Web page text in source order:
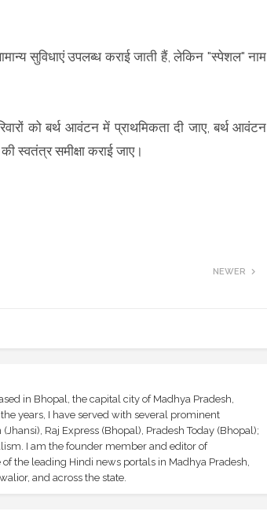
सुविधाएं उपलब्ध कराई जाती हैं, लेकिन "स्पेशल" नाम
को बर्थ आवंटन में प्राथमिकता दी जाए, बर्थ आवंटन
स्वतंत्र समीक्षा कराई जाए।
NEWER
in Bhopal, the capital city of Madhya Pradesh,
years, I have served with several prominent
Raj Express (Bhopal), Pradesh Today (Bhopal);
I am the founder member and editor of
the leading Hindi news portals in Madhya Pradesh,
and across the state.